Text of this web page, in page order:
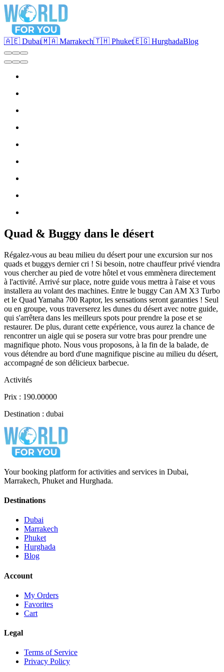
🇦🇪 Dubai🇲🇦 Marrakech🇹🇭 Phuket🇪🇬 HurghadaBlog
Quad & Buggy dans le désert
Régalez-vous au beau milieu du désert pour une excursion sur nos
quads et buggys dernier cri ! Si besoin, notre chauffeur privé viendra
vous chercher au pied de votre hôtel et vous emmènera directement
à l'activité. Arrivé sur place, notre guide vous mettra à l'aise et vous
installera au volant des machines. Entre le buggy Can AM X3 Turbo
et le Quad Yamaha 700 Raptor, les sensations seront garanties ! Seul
ou en groupe, vous traverserez les dunes du désert avec notre guide,
qui s'arrêtera dans les meilleurs spots pour prendre la pose et se
restaurer. De plus, durant cette expérience, vous aurez la chance de
rencontrer un aigle qui se posera sur votre bras pour prendre une
magnifique photo. Nous vous proposons, à la fin de la balade, de
vous détendre au bord d'une magnifique piscine au milieu du désert,
accompagné de son délicieux barbecue.
Activités
Prix : 190.00000
Destination : dubai
Your booking platform for activities and services in Dubai,
Marrakech, Phuket and Hurghada.
Destinations
Dubai
Marrakech
Phuket
Hurghada
Blog
Account
My Orders
Favorites
Cart
Legal
Terms of Service
Privacy Policy